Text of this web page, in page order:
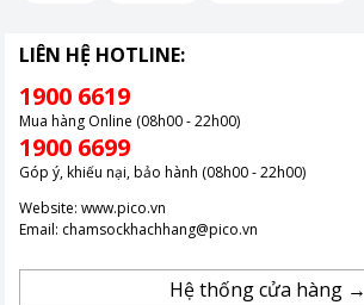
LIÊN HỆ HOTLINE:
1900 6619
Mua hàng Online (08h00 - 22h00)
1900 6699
Góp ý, khiếu nại, bảo hành (08h00 - 22h00)
Website: www.pico.vn
Email: chamsockhachhang@pico.vn
Hệ thống cửa hàng →